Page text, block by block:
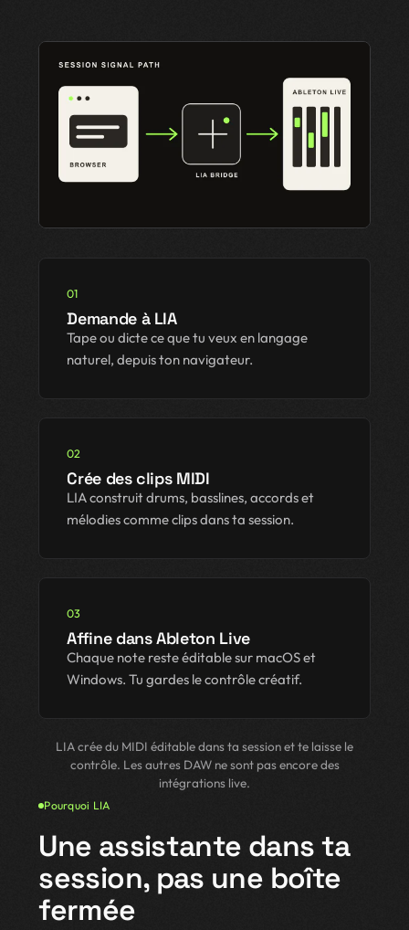
01
Demande à LIA
Tape ou dicte ce que tu veux en langage
naturel, depuis ton navigateur.
02
Crée des clips MIDI
LIA construit drums, basslines, accords et
mélodies comme clips dans ta session.
03
Affine dans Ableton Live
Chaque note reste éditable sur macOS et
Windows. Tu gardes le contrôle créatif.
LIA crée du MIDI éditable dans ta session et te laisse le
contrôle. Les autres DAW ne sont pas encore des
intégrations live.
Pourquoi LIA
Une assistante dans ta
session, pas une boîte
fermée